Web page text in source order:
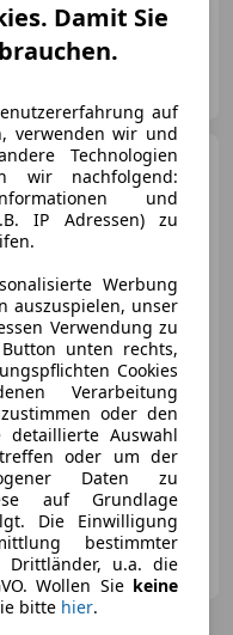
2
06 Hybrid 1.5L 116ps
PRIME-LINE
190 1
Benzin
Damit Sie
auf
verwenden wir und
Technologien
wir nachfolgend:
und
IP Adressen) zu
Werbung
auszuspielen, unser
Verwendung zu
unten rechts,
Cookies
Verarbeitung
oder den
Auswahl
oder um der
Daten zu
auf Grundlage
Die Einwilligung
bestimmter
Drittländer, u.a. die
Wollen Sie keine
bitte hier.